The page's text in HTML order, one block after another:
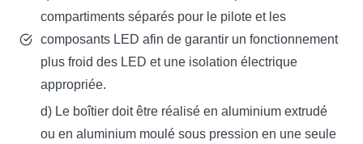
compartiments séparés pour le pilote et les
composants LED afin de garantir un fonctionnement
plus froid des LED et une isolation électrique
appropriée.
d) Le boîtier doit être réalisé en aluminium extrudé
ou en aluminium moulé sous pression en une seule